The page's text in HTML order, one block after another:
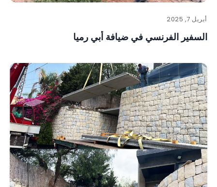
أبريل 7, 2025
السفير الفرنسي في ضيافة أبي رميا